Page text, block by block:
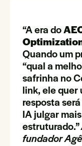
“A era do
Quando um
“qual a
safrinha no
link, ele quer
resposta
IA julgar
estruturado.”
fundador